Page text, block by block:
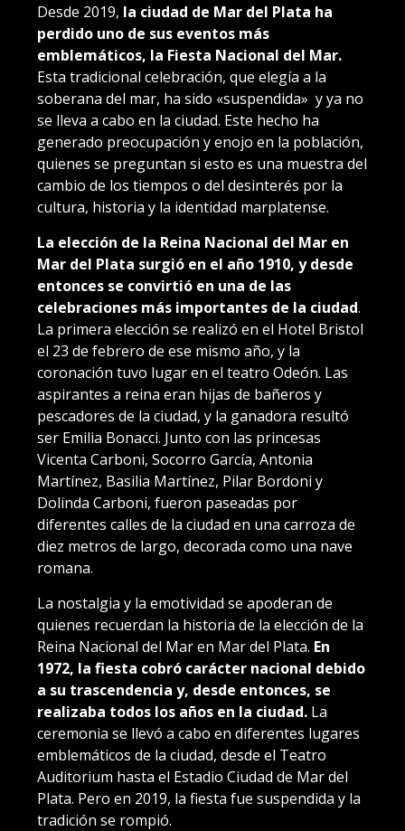
Desde 2019, la ciudad de Mar del Plata ha
perdido uno de sus eventos más
emblemáticos, la Fiesta Nacional del Mar.
Esta tradicional celebración, que elegía a la
soberana del mar, ha sido «suspendida» y ya no
se lleva a cabo en la ciudad. Este hecho ha
generado preocupación y enojo en la población,
quienes se preguntan si esto es una muestra del
cambio de los tiempos o del desinterés por la
cultura, historia y la identidad marplatense.
La elección de la Reina Nacional del Mar en
Mar del Plata surgió en el año 1910, y desde
entonces se convirtió en una de las
celebraciones más importantes de la ciudad.
La primera elección se realizó en el Hotel Bristol
el 23 de febrero de ese mismo año, y la
coronación tuvo lugar en el teatro Odeón. Las
aspirantes a reina eran hijas de bañeros y
pescadores de la ciudad, y la ganadora resultó
ser Emilia Bonacci. Junto con las princesas
Vicenta Carboni, Socorro García, Antonia
Martínez, Basilia Martínez, Pilar Bordoni y
Dolinda Carboni, fueron paseadas por
diferentes calles de la ciudad en una carroza de
diez metros de largo, decorada como una nave
romana.
La nostalgia y la emotividad se apoderan de
quienes recuerdan la historia de la elección de la
Reina Nacional del Mar en Mar del Plata. En
1972, la fiesta cobró carácter nacional debido
a su trascendencia y, desde entonces, se
realizaba todos los años en la ciudad. La
ceremonia se llevó a cabo en diferentes lugares
emblemáticos de la ciudad, desde el Teatro
Auditorium hasta el Estadio Ciudad de Mar del
Plata. Pero en 2019, la fiesta fue suspendida y la
tradición se rompió.